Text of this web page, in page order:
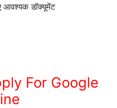
आवश्यक डॉक्यूमेंट
For Google